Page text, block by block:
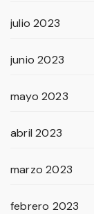
julio 2023
junio 2023
mayo 2023
abril 2023
marzo 2023
febrero 2023